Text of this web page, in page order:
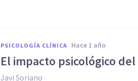
PSICOLOGÍA CLÍNICA hace 1 año
El impacto psicológico del
Javi Soriano